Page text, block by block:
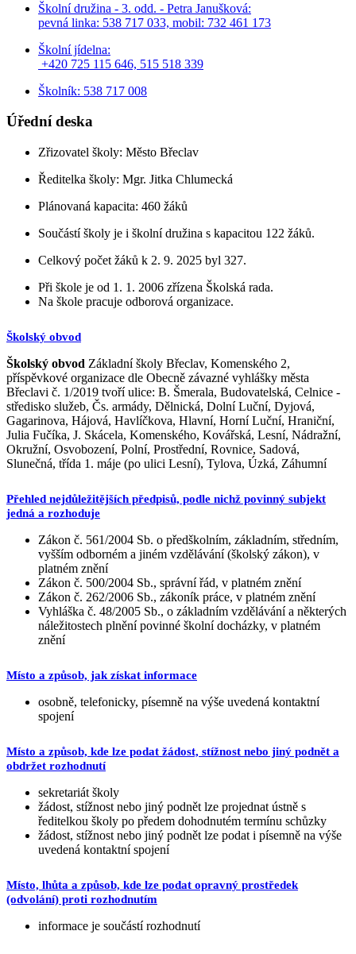
Školní družina - 3. odd. - Petra Janušková:
pevná linka: 538 717 033, mobil: 732 461 173
Školní jídelna:
+420 725 115 646, 515 518 339
Školník: 538 717 008
Úřední deska
Zřizovatel školy: Město Břeclav
Ředitelka školy: Mgr. Jitka Chlumecká
Plánovaná kapacita: 460 žáků
Součástí školy je i školní družina s kapacitou 122 žáků.
Celkový počet žáků k 2. 9. 2025 byl 327.
Při škole je od 1. 1. 2006 zřízena Školská rada.
Na škole pracuje odborová organizace.
Školský obvod
Školský obvod Základní školy Břeclav, Komenského 2,
příspěvkové organizace dle Obecně závazné vyhlášky města
Břeclavi č. 1/2019 tvoří ulice: B. Šmerala, Budovatelská, Celnice -
středisko služeb, Čs. armády, Dělnická, Dolní Luční, Dyjová,
Gagarinova, Hájová, Havlíčkova, Hlavní, Horní Luční, Hraniční,
Julia Fučíka, J. Skácela, Komenského, Kovářská, Lesní, Nádražní,
Okružní, Osvobození, Polní, Prostřední, Rovnice, Sadová,
Slunečná, třída 1. máje (po ulici Lesní), Tylova, Úzká, Záhumní
Přehled nejdůležitějších předpisů, podle nichž povinný subjekt
jedná a rozhoduje
Zákon č. 561/2004 Sb. o předškolním, základním, středním,
vyšším odborném a jiném vzdělávání (školský zákon), v
platném znění
Zákon č. 500/2004 Sb., správní řád, v platném znění
Zákon č. 262/2006 Sb., zákoník práce, v platném znění
Vyhláška č. 48/2005 Sb., o základním vzdělávání a některých
náležitostech plnění povinné školní docházky, v platném
znění
Místo a způsob, jak získat informace
osobně, telefonicky, písemně na výše uvedená kontaktní
spojení
Místo a způsob, kde lze podat žádost, stížnost nebo jiný podnět a
obdržet rozhodnutí
sekretariát školy
žádost, stížnost nebo jiný podnět lze projednat ústně s
ředitelkou školy po předem dohodnutém termínu schůzky
žádost, stížnost nebo jiný podnět lze podat i písemně na výše
uvedená kontaktní spojení
Místo, lhůta a způsob, kde lze podat opravný prostředek
(odvolání) proti rozhodnutím
informace je součástí rozhodnutí